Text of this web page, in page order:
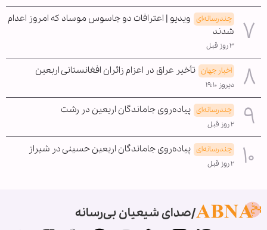
چندرسانه‌ای ویدیو | اعترافات دو جاسوس موساد که امروز اعدام
شدند
۳ روز قبل
اخبار جهان تأخیر عراق در اعزام زائران افغانستانی اربعین
دیروز ۱۹:۱۰
چندرسانه‌ای پیاده‌روی جاماندگان اربعین در رشت
۲ روز قبل
چندرسانه‌ای پیاده‌روی جاماندگان اربعین حسینی در شیراز
۲ روز قبل
صدای شیعیان بی‌رسانه